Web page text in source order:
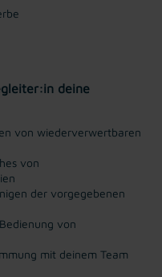
deine
von wiederverwertbaren
von
der vorgegebenen
von
mit deinem Team